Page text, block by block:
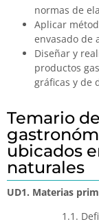
normas de
Aplicar
envasado de
Diseñar y
productos
gráficas y de
Temario
ubicados
naturales
UD1. Materias
1.1.